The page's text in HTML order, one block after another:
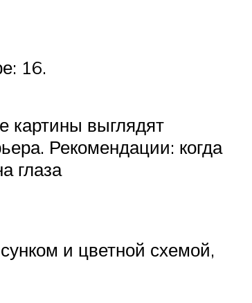
16.
картины выглядят
Рекомендации: когда
глаза
и цветной схемой,